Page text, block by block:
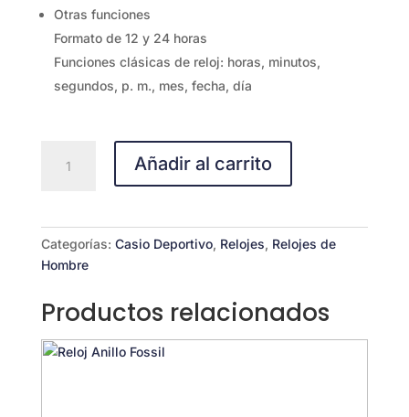
Otras funciones
Formato de 12 y 24 horas
Funciones clásicas de reloj: horas, minutos,
segundos, p. m., mes, fecha, día
Añadir al carrito
Categorías: Casio Deportivo, Relojes, Relojes de
Hombre
Productos relacionados